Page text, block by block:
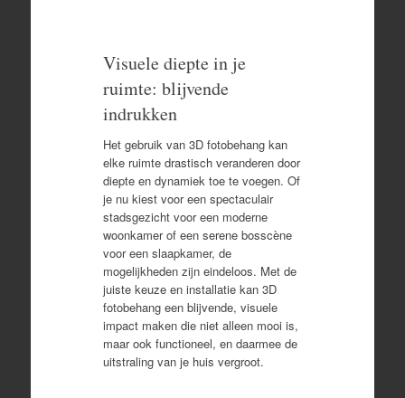
Visuele diepte in je
ruimte: blijvende
indrukken
Het gebruik van 3D fotobehang kan
elke ruimte drastisch veranderen door
diepte en dynamiek toe te voegen. Of
je nu kiest voor een spectaculair
stadsgezicht voor een moderne
woonkamer of een serene bosscène
voor een slaapkamer, de
mogelijkheden zijn eindeloos. Met de
juiste keuze en installatie kan 3D
fotobehang een blijvende, visuele
impact maken die niet alleen mooi is,
maar ook functioneel, en daarmee de
uitstraling van je huis vergroot.